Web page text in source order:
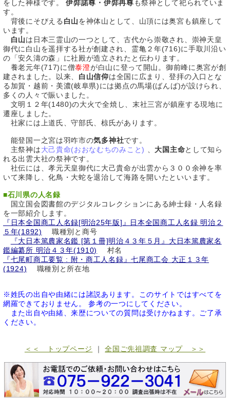
をした神様です。伊弉諾尊・伊弉冉尊も祭神として祀られていま
す。
背後にそびえる 白山を神体山として、山頂には奥宮も鎮座して
います。
白山は日本三霊山の一つとして、古代から崇敬され、崇神天皇
御代に白山を遥拝する社が創建され、霊亀２年(716)に手取川沿い
の「安久濤の森」に社殿が造立されたと伝わります。
養老元年(717)に僧泰澄が白山に登って開山。御前峰に奥宮が創
建されました。以来、 白山信仰は全国に広まり、登拝の入口とな
る加賀・越前・美濃(岐阜県)には拠点の馬場(ばんば)が設けられ、
多くの人々で賑いました。
文明１２年(1480)の大火で全焼し、末社三宮が鎮座する現地に
遷座しました。
社家には上道氏、守部氏、椋氏があります。
能登国一之宮は羽咋市の気多神社です。
主祭神は大己貴命(おおなむちのみこと) 大国主命として知ら
れる出雲大社の祭神です。
社伝には、孝元天皇御代に大己貴命が出雲から３００余神を率
いて来降し、化鳥・大蛇を退治して海路を開いたといいます。
■石川県の人名録
国立国会図書館のデジタルコレクションにある紳士録・人名録
を一部紹介します。
『日本全国商工人名録[明治25年版]』日本全国商工人名録 明治２
５年(1892)
職種別と商号
『大日本篤農家名鑑 [第１冊]明治４３年５月』大日本篤農家名
鑑編纂所 明治４３年(1910)
村名
『七尾町商工要覧 : 附・商工人名録』七尾商工会 大正１３年
(1924) 職種別と所在地
※姓氏の出自や由緒には諸説あります。このサイトではすべてを
網羅できておりません。 参考の一つにしてください。
また出自や由緒、来歴についての質問は受けかねます。ご了承
ください。
＜＜ トップページ ｜全国ご先祖調査 マップ ＞＞